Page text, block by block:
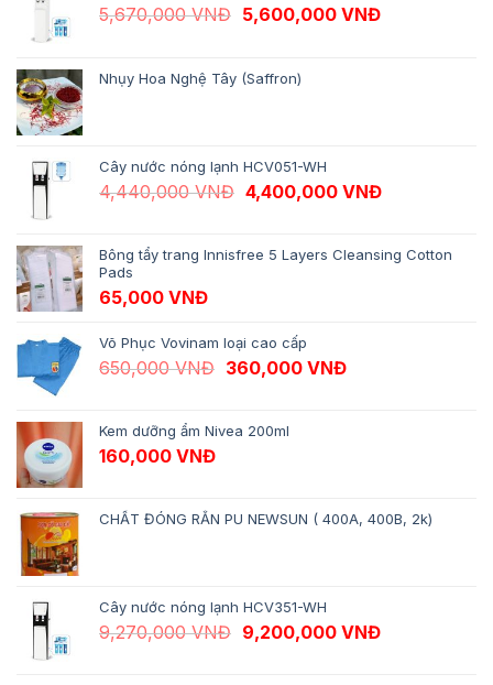
5,670,000VNĐ Giá gốc là: 5,670,000 VNĐ.
5,600,000 VNĐGiá hiện tại
Nhụy Hoa Nghệ Tây (Saffron)
Cây nước nóng lạnh HCV051-WH
4,440,000VNĐ Giá gốc là: 4,440,000 VNĐ.
4,400,000 VNĐGiá hiện tại
Bông tẩy trang Innisfree 5 Layers Cleansing Cotton
Pads
65,000 VNĐ
Võ Phục Vovinam loại cao cấp
650,000VNĐ Giá gốc là: 650,000 VNĐ.
360,000 VNĐGiá hiện tại là:
Kem dưỡng ẩm Nivea 200ml
160,000 VNĐ
CHẤT ĐÓNG RẮN PU NEWSUN ( 400A, 400B, 2k)
Cây nước nóng lạnh HCV351-WH
9,270,000VNĐ Giá gốc là: 9,270,000 VNĐ.
9,200,000 VNĐGiá hiện tại